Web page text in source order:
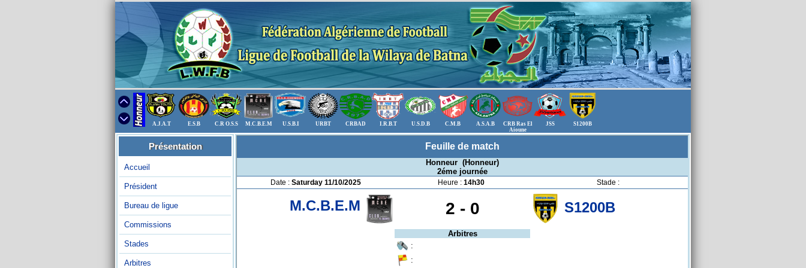
A.J.A.T E.S.B C.R O.S.S M.C.B.E.M U.S.B.I URBT CRBAD I.R.B.T U.S.D.B C.M.B A.S.A.B
CRB Ras El
Aioune
JSS S1200B
Présentation
Accueil
Président
Bureau de ligue
Commissions
Stades
Arbitres
Feuille de match
Honneur (Honneur)
2éme journée
Date : Saturday 11/10/2025 Heure : 14h30 Stade :
M.C.B.E.M 2 -0 S1200B
Arbitres
:
: